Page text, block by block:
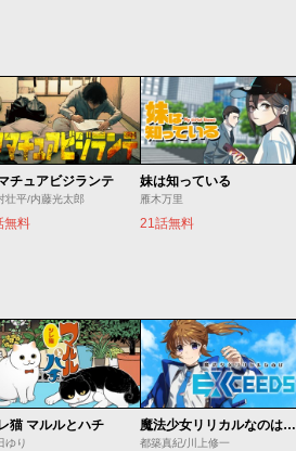
チュアビジランテ
壮平/内藤光太郎
無料
妹は知っている
雁木万里
21話無料
猫 マルルとハチ
ゆり
魔法少女リリカルなのは EXCEEDS
都築真紀/川上修一